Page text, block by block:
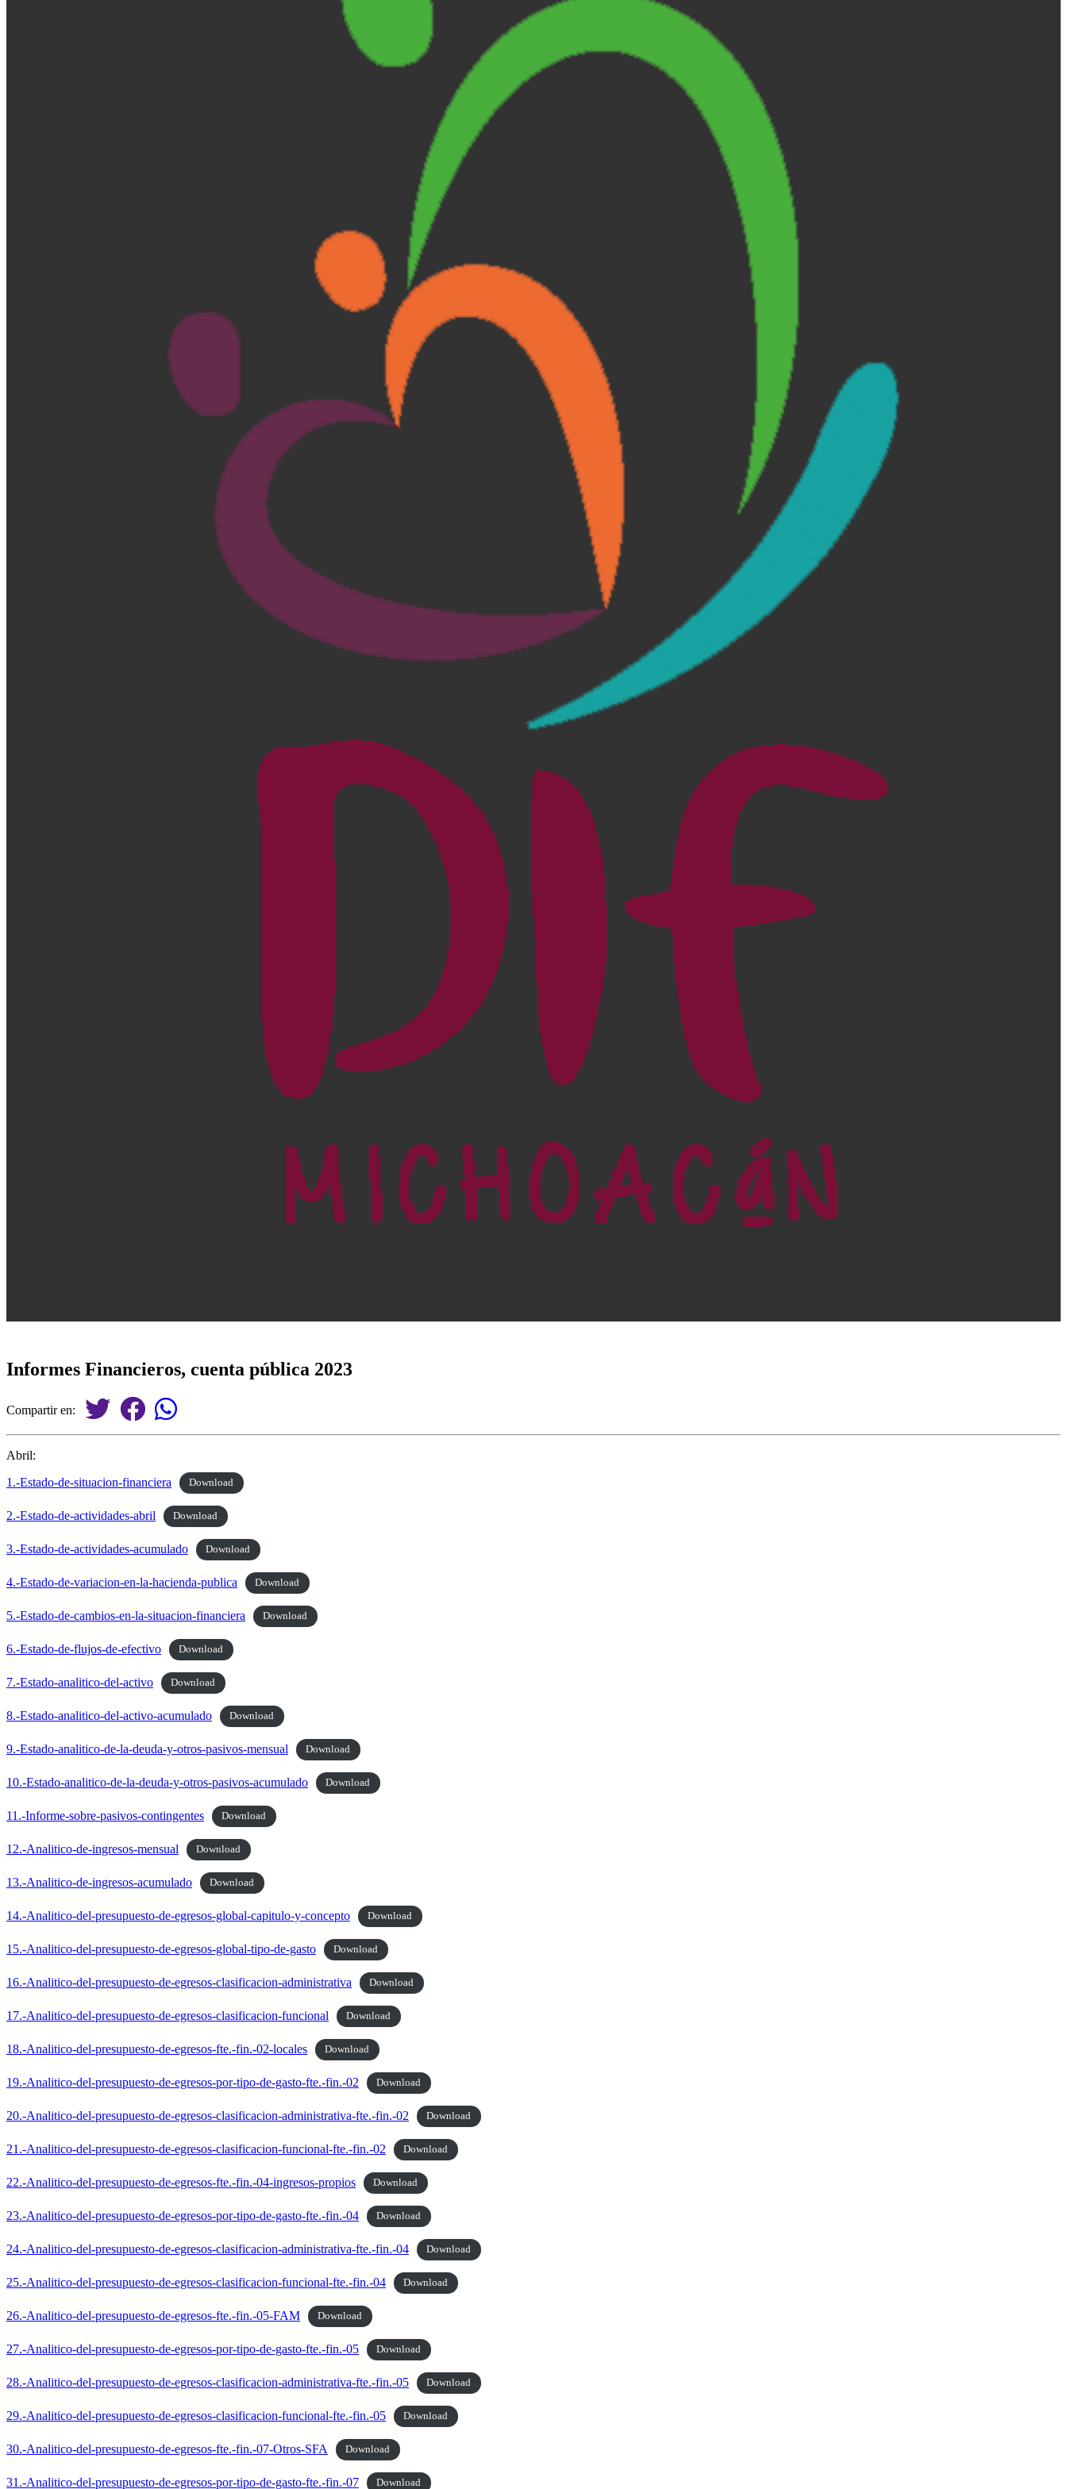
Informes Financieros, cuenta pública 2023
Compartir en:
Abril:
1.-Estado-de-situacion-financiera
Download
2.-Estado-de-actividades-abril Download
3.-Estado-de-actividades-acumulado Download
4.-Estado-de-variacion-en-la-hacienda-publica Download
5.-Estado-de-cambios-en-la-situacion-financiera Download
6.-Estado-de-flujos-de-efectivo Download
7.-Estado-analitico-del-activo Download
8.-Estado-analitico-del-activo-acumulado Download
9.-Estado-analitico-de-la-deuda-y-otros-pasivos-mensual Download
10.-Estado-analitico-de-la-deuda-y-otros-pasivos-acumulado Download
11.-Informe-sobre-pasivos-contingentes Download
12.-Analitico-de-ingresos-mensual Download
13.-Analitico-de-ingresos-acumulado Download
14.-Analitico-del-presupuesto-de-egresos-global-capitulo-y-concepto Download
15.-Analitico-del-presupuesto-de-egresos-global-tipo-de-gasto Download
16.-Analitico-del-presupuesto-de-egresos-clasificacion-administrativa Download
17.-Analitico-del-presupuesto-de-egresos-clasificacion-funcional Download
18.-Analitico-del-presupuesto-de-egresos-fte.-fin.-02-locales Download
19.-Analitico-del-presupuesto-de-egresos-por-tipo-de-gasto-fte.-fin.-02 Download
20.-Analitico-del-presupuesto-de-egresos-clasificacion-administrativa-fte.-fin.-02 Download
21.-Analitico-del-presupuesto-de-egresos-clasificacion-funcional-fte.-fin.-02 Download
22.-Analitico-del-presupuesto-de-egresos-fte.-fin.-04-ingresos-propios Download
23.-Analitico-del-presupuesto-de-egresos-por-tipo-de-gasto-fte.-fin.-04 Download
24.-Analitico-del-presupuesto-de-egresos-clasificacion-administrativa-fte.-fin.-04 Download
25.-Analitico-del-presupuesto-de-egresos-clasificacion-funcional-fte.-fin.-04 Download
26.-Analitico-del-presupuesto-de-egresos-fte.-fin.-05-FAM Download
27.-Analitico-del-presupuesto-de-egresos-por-tipo-de-gasto-fte.-fin.-05 Download
28.-Analitico-del-presupuesto-de-egresos-clasificacion-administrativa-fte.-fin.-05 Download
29.-Analitico-del-presupuesto-de-egresos-clasificacion-funcional-fte.-fin.-05 Download
30.-Analitico-del-presupuesto-de-egresos-fte.-fin.-07-Otros-SFA Download
31.-Analitico-del-presupuesto-de-egresos-por-tipo-de-gasto-fte.-fin.-07 Download